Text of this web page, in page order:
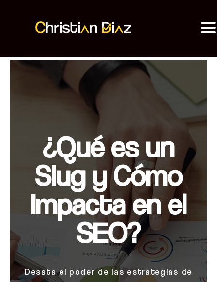
¿Qué es un
Slug y Cómo
Impacta en el
SEO?
Desata el poder de las estrategias de